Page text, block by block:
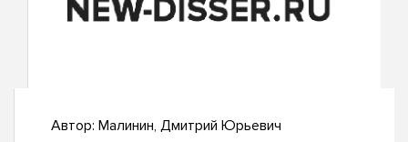
Автор: Малинин, Дмитрий Юрьевич